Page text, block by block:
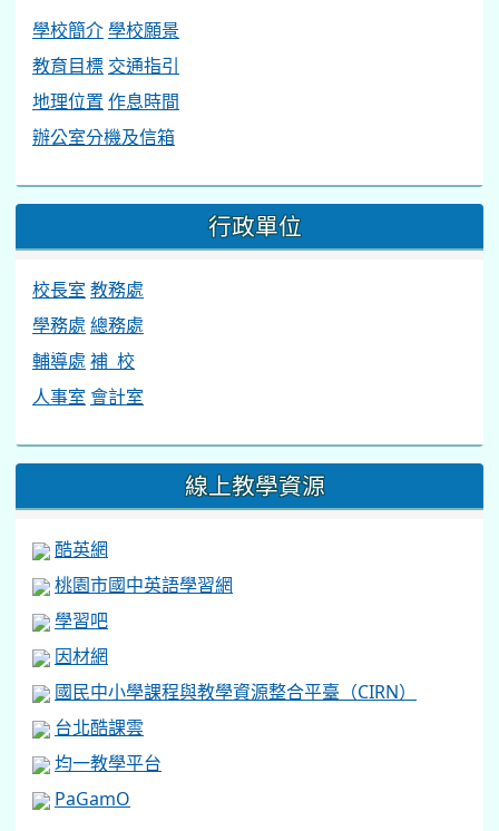
學校簡介學校願景
教育目標 交通指引
地理位置 作息時間
辦公室分機及信箱
行政單位
校長室 教務處
學務處 總務處
輔導處 補 校
人事室 會計室
線上教學資源
酷英網
桃園市國中英語學習網
學習吧
因材網
國民中小學課程與教學資源整合平臺（CIRN）
台北酷課雲
均一教學平台
PaGamO